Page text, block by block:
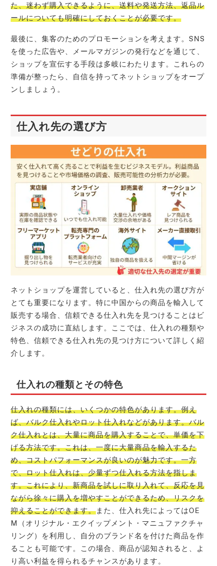
た、迷わず購入できるように、送料や発送方法、返品ル
ールについても明確にしておくことが必要です。
最後に、集客のためのプロモーションを考えます。SNS
を使った広告や、メールマガジンの発行などを通じて、
ショップを宣伝する手段は多岐にわたります。これらの
準備が整ったら、自信を持ってネットショップをオープ
ンしましょう。
仕入れ先の選び方
ネットショップを運営していると、仕入れ先の選び方が
とても重要になります。特に中国からの商品を輸入して
販売する場合、信頼できる仕入れ先を見つけることはビ
ジネスの成功に直結します。ここでは、仕入れの種類や
特色、信頼できる仕入れ先の見つけ方について詳しく紹
介します。
仕入れの種類とその特色
仕入れの種類には、いくつかの特色があります。例え
ば、バルク仕入れやロット仕入れなどがあります。バル
ク仕入れとは、大量に商品を購入することで、単価を下
げる方法です。これは、一度に大量商品を輸入するた
め、コストパフォーマンスが良いのが魅力です。一方
で、ロット仕入れは、少量ずつ仕入れる方法を指しま
す。これにより、新商品を試しに取り入れて、反応を見
ながら徐々に購入を増やすことができるため、リスクを
抑えることができます。また、仕入れ先によってはOE
M（オリジナル・エクイップメント・マニュファクチャ
リング）を利用し、自分のブランド名を付けた商品を作
ることも可能です。この場合、商品が認知されると、よ
り高い利益を得られるチャンスがあります。